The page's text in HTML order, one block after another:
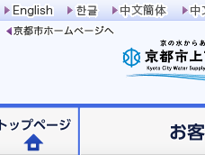
トップページ お